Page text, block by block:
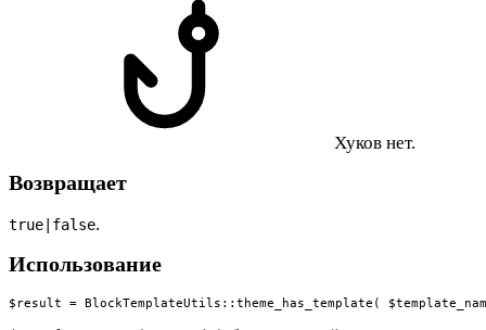
Хуков нет.
Возвращает
true|false.
Использование
$result = BlockTemplateUtils::theme_has_template(